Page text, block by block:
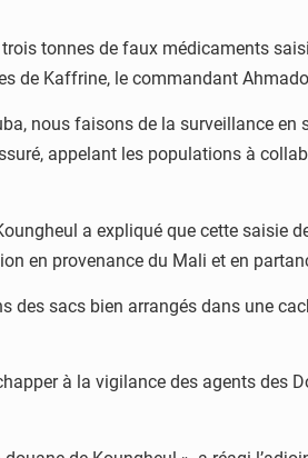
tonnes de faux médicaments
de Kaffrine, le commandant
nous faisons de la surveillance
appelant les populations à
a expliqué que cette saisie
en provenance du Mali et en
sacs bien arrangés dans une
à la vigilance des agents des